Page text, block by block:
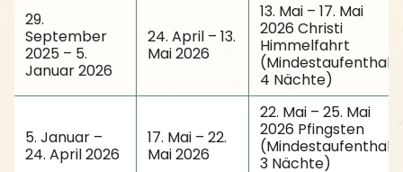
29.
September
2025 – 5.
Januar 2026
24. April – 13.
Mai 2026
13. Mai – 17. Mai
2026 Christi
Himmelfahrt
(Mindestaufenthalt
4 Nächte)
5. Januar –
24. April 2026
17. Mai – 22.
Mai 2026
22. Mai – 25. Mai
2026 Pfingsten
(Mindestaufenthalt
3 Nächte)